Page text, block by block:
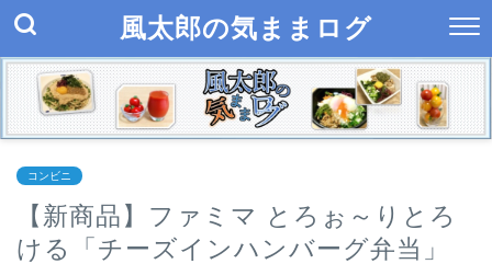
風太郎の気ままログ
コンビニ
【新商品】ファミマ とろぉ～りとろ
ける「チーズインハンバーグ弁当」